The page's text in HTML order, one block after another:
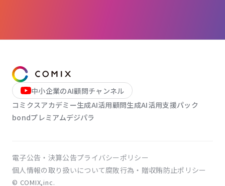
中小企業のAI顧問チャンネル
コミクスアカデミー生成AI活用顧問生成AI活用支援パック
bondプレミアムデジパラ
電子公告・決算公告プライバシーポリシー
個人情報の取り扱いについて腐敗行為・贈収賄防止ポリシー
© COMIX,inc.